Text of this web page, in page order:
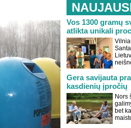
Vos 1300 gramų
atlikta unikali
Gera savijauta
kasdienių įpročių
Nors
bet